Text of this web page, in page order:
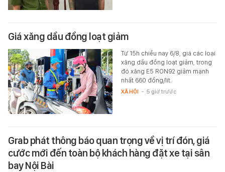
Giá xăng dầu đồng loạt giảm
Từ 15h chiều nay 6/8, giá các loại
xăng dầu đồng loạt giảm, trong
đó xăng E5 RON92 giảm mạnh
nhất 660 đồng/lít.
XÃ HỘI - 5 giờ trước
Grab phát thông báo quan trọng về vị trí đón, giá
cước mới đến toàn bộ khách hàng đặt xe tại sân
bay Nội Bài